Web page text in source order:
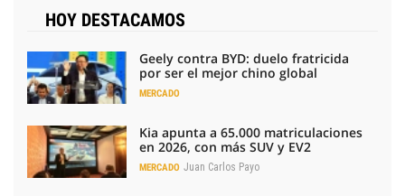
HOY DESTACAMOS
Geely contra BYD: duelo fratricida
por ser el mejor chino global
MERCADO
Kia apunta a 65.000 matriculaciones
en 2026, con más SUV y EV2
MERCADO Juan Carlos Payo